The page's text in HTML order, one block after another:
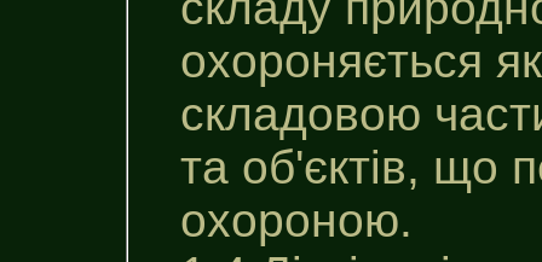
охороняється
складовою
та об'єктів, що
охороною.